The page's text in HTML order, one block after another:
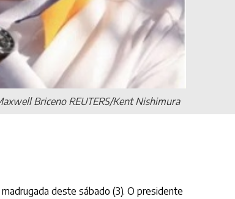
Briceno REUTERS/Kent Nishimura
deste sábado (3). O presidente